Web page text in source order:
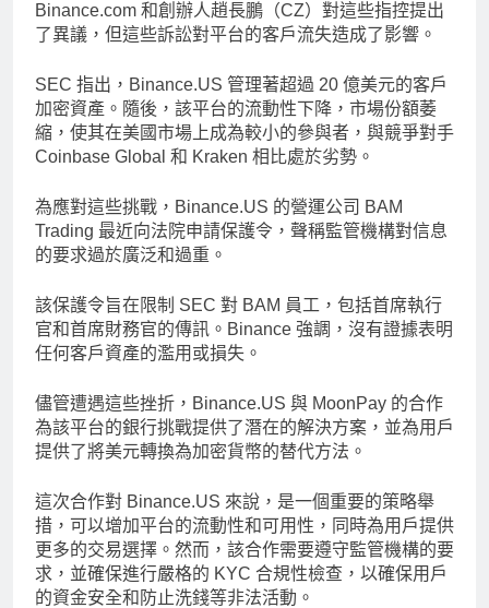
Binance.com 和創辦人趙長鵬（CZ）對這些指控提出
了異議，但這些訴訟對平台的客戶流失造成了影響。
SEC 指出，Binance.US 管理著超過 20 億美元的客戶
加密資產。隨後，該平台的流動性下降，市場份額萎
縮，使其在美國市場上成為較小的參與者，與競爭對手
Coinbase Global 和 Kraken 相比處於劣勢。
為應對這些挑戰，Binance.US 的營運公司 BAM
Trading 最近向法院申請保護令，聲稱監管機構對信息
的要求過於廣泛和過重。
該保護令旨在限制 SEC 對 BAM 員工，包括首席執行
官和首席財務官的傳訊。Binance 強調，沒有證據表明
任何客戶資產的濫用或損失。
儘管遭遇這些挫折，Binance.US 與 MoonPay 的合作
為該平台的銀行挑戰提供了潛在的解決方案，並為用戶
提供了將美元轉換為加密貨幣的替代方法。
這次合作對 Binance.US 來說，是一個重要的策略舉
措，可以增加平台的流動性和可用性，同時為用戶提供
更多的交易選擇。然而，該合作需要遵守監管機構的要
求，並確保進行嚴格的 KYC 合規性檢查，以確保用戶
的資金安全和防止洗錢等非法活動。